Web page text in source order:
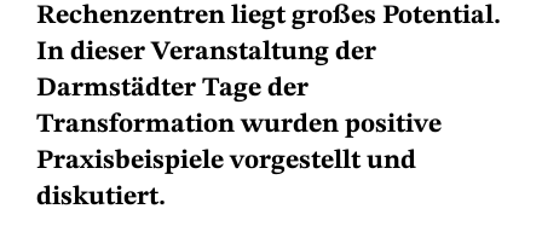
Rechenzentren liegt großes Potential.
In dieser Veranstaltung der
Darmstädter Tage der
Transformation wurden positive
Praxisbeispiele vorgestellt und
diskutiert.